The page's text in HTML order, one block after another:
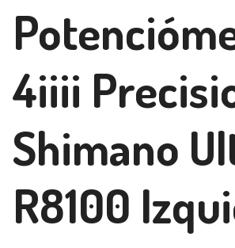
4iiii
Shimano
R8100